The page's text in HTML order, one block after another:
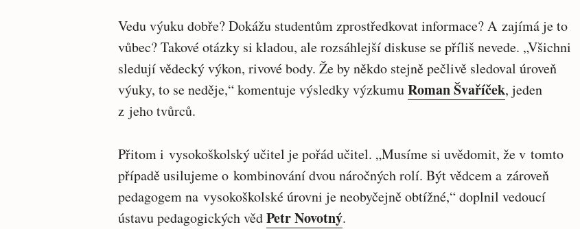
Vedu výuku dobře? Dokážu studentům zprostředkovat informace? A zajímá je to
vůbec? Takové otázky si kladou, ale rozsáhlejší diskuse se příliš nevede. „Všichni
sledují vědecký výkon, rivové body. Že by někdo stejně pečlivě sledoval úroveň
výuky, to se neděje,“ komentuje výsledky výzkumuRoman Švaříček, jeden
z jeho tvůrců.
Přitom i vysokoškolský učitel je pořád učitel. „Musíme si uvědomit, že v tomto
případě usilujeme o kombinování dvou náročných rolí. Být vědcem a zároveň
pedagogem na vysokoškolské úrovni je neobyčejně obtížné,“ doplnil vedoucí
ústavu pedagogických vědPetr Novotný.